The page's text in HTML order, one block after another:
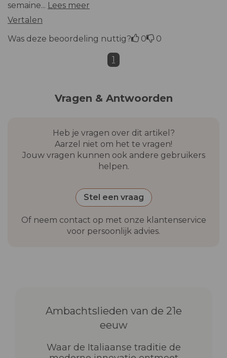
semaine... Lees meer
Vertalen
Was deze beoordeling nuttig?
0 0
1
Vragen & Antwoorden
Heb je vragen over dit artikel?
Aarzel niet om het te vragen!
Jouw vragen kunnen ook andere gebruikers
helpen.
Stel een vraag
Of neem contact op met onze klantenservice
voor persoonlijk advies.
Ambachtslieden van de 21e
eeuw
Waar de Italiaanse traditie de